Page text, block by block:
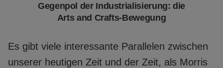
Gegenpol der Industrialisierung: die
Arts and Crafts-Bewegung
Es gibt viele interessante Parallelen zwischen
unserer heutigen Zeit und der Zeit, als Morris